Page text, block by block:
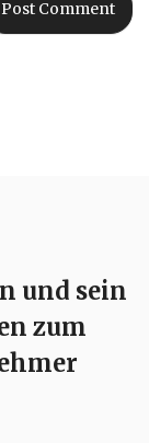
und sein
zum